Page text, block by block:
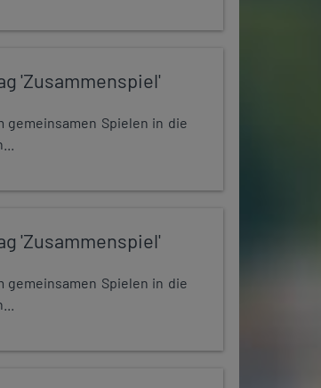
'Zusammenspiel'
Spielen in die
'Zusammenspiel'
Spielen in die